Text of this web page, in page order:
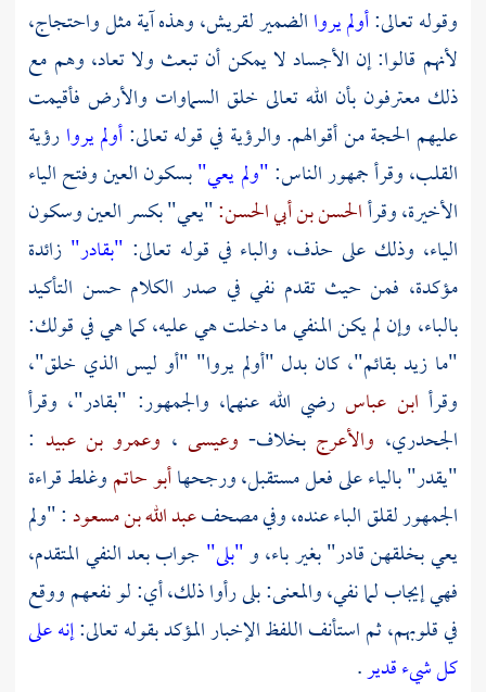
وقوله تعالى:أولم يرواالضمير لقريش، وهذه آية مثل واحتجاج،
لأنهم قالوا: إن الأجساد لا يمكن أن تبعث ولا تعاد، وهم مع
ذلك معترفون بأن الله تعالى خلق السماوات والأرض فأقيمت
عليهم الحجة من أقوالهم. والرؤية في قوله تعالى:أولم يروارؤية
القلب، وقرأ جمهور الناس:"ولم يعي"بسكون العين وفتح الياء
الأخيرة، وقرأالحسن بن أبي الحسن:"يعي" بكسر العين وسكون
الياء، وذلك على حذف، والباء في قوله تعالى: "بقادر" زائدة
مؤكدة، فمن حيث تقدم نفي في صدر الكلام حسن التأكيد
بالباء، وإن لم يكن المنفي ما دخلت هي عليه، كما هي في قولك:
"ما زيد بقائم"، كان بدل "أولم يروا" "أو ليس الذي خلق"،
وقرأ ابن عباس رضي الله عنهما، والجمهور: "بقادر"، وقرأ
الجحدري، والأعرج بخلاف- وعيسى ، وعمرو بن عبيد :
"يقدر" بالياء على فعل مستقبل، ورجحهاأبو حاتموغلط قراءة
الجمهور لقلق الباء عنده، وفي مصحفعبد الله بن مسعود: "ولم
يعي بخلقهن قادر" بغير باء، و"بلى" جواب بعد النفي المتقدم،
فهي إيجاب لما نفي، والمعنى: بلى رأوا ذلك، أي: لو نفعهم ووقع
في قلوبهم، ثم استأنف اللفظ الإخبار المؤكد بقوله تعالى:إنه على
كل شيء قدير.